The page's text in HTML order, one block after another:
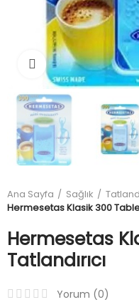
Büyüt
Ana Sayfa Sağlık
Hermesetas Klasik 300
Hermesetas
Tatlandırıcı
Yorum (0)